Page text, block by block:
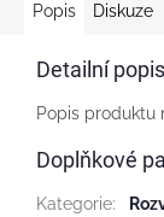
Popis Diskuze
Detailní
Popis produktu
Doplňkové
Kategorie: